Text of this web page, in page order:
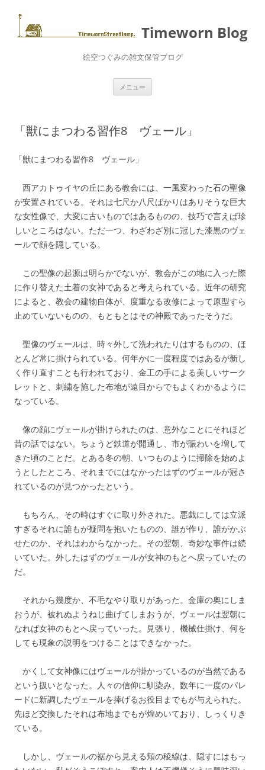
ン
テ
ツ Timeworn Blog
絵空つぐみの雑文保管ブログ
メニュー
「獣にまつわる習作8 ヴェール」
「獣にまつわる習作8 ヴェール」
西アカトゥイヤの丘にある教会には、一風変わった石の聖像
が安置されている。それは七尺か八尺ばかりはありそうな巨大
な女性像で、大変に古いものではあるものの、技巧で言えば珍
しいところはない。ただ一つ、わざわざ別に冠した漆黒のヴェ
ールで顔を隠している。
この聖像の起源は明らかでないが、教会がこの地に入った際
に作り替えた土着の女神であると考えられている。近年の研究
によると、教会の建物自体が、度重なる改修によって原型すら
止めていないものの、もともとはその神殿であったそうだ。
聖像のヴェールは、時々外して洗われたりはするものの、ほ
とんど常に掛けられている。何年かに一度程度ではあるが新し
く作り直すことも行われており、金工の手による美しいサーク
レットと、刺繍を施した布地が遠目からでもよくわかるように
なっている。
像の顔にヴェールが掛けられたのは、意外なことにそれほど
昔の話ではない。ちょうど鉄道が開通し、市が賑わいを増して
きた頃のことだ。とある冬の朝、いつものように掃除を始めよ
うとしたところ、それまでにはなかったはずのヴェールが冠さ
れているのが見つかったという。
もちろん、その時はすぐに取り外された。悪戯にしては立派
すぎるそれに誰もが疑問を抱いたものの、誰が作り、誰がかぶ
せたのか、それはわからなかった。その翌朝、奇妙な事件は続
いていた。外したはずのヴェールが女神のもとへ戻っていたの
だ。
それから幾度か、不毛なやり取りがあった。金庫の奥にしま
おうが、被れぬようねじ曲げてしまおうが、ヴェールは翌朝に
なれば女神のもとへ戻っていった。見張り、機械仕掛け、何を
しても現象の説明をつけることはできなかった。
かくして女神像にはヴェールが掛かっているのが当然である
という扱いとなった。人々の信仰に馴染み、数年に一度のパレ
ードに新調したヴェールを捧げるお役目までもが与えられた。
先ほど交換したそれは布地までもが煌めいており、しっくりき
ている。
しかし、ヴェールの裾から見える頬の稜線は、隠すにはもっ